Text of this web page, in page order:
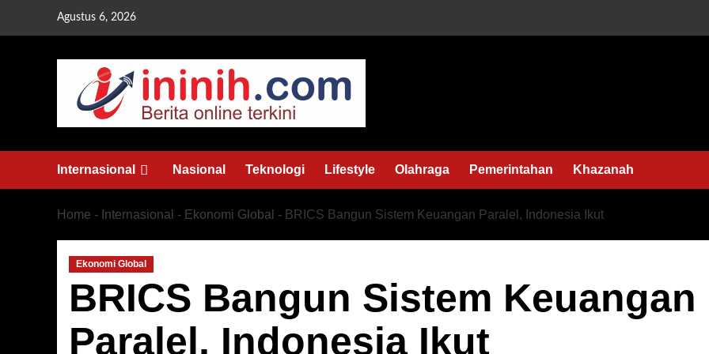
Agustus 6, 2026
Internasional Nasional Teknologi Lifestyle Olahraga Pemerintahan Khazanah
Home - Internasional - Ekonomi Global - BRICS Bangun Sistem Keuangan Paralel, Indonesia Ikut
Ekonomi Global
BRICS Bangun Sistem Keuangan
Paralel, Indonesia Ikut